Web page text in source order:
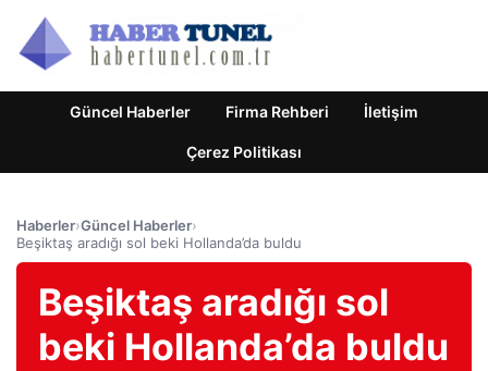
Güncel Haberler Firma Rehberi İletişim
Çerez Politikası
Haberler›Güncel Haberler›
Beşiktaş aradığı sol beki Hollanda’da buldu
Beşiktaş aradığı sol
beki Hollanda’da buldu